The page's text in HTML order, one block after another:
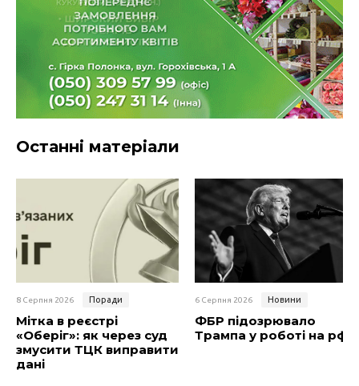
Останні матеріали
8 Серпня 2026 Поради
Мітка в реєстрі
«Оберіг»: як через суд
змусити ТЦК виправити
дані
6 Серпня 2026 Новини
ФБР підозрювало
Трампа у роботі на рф